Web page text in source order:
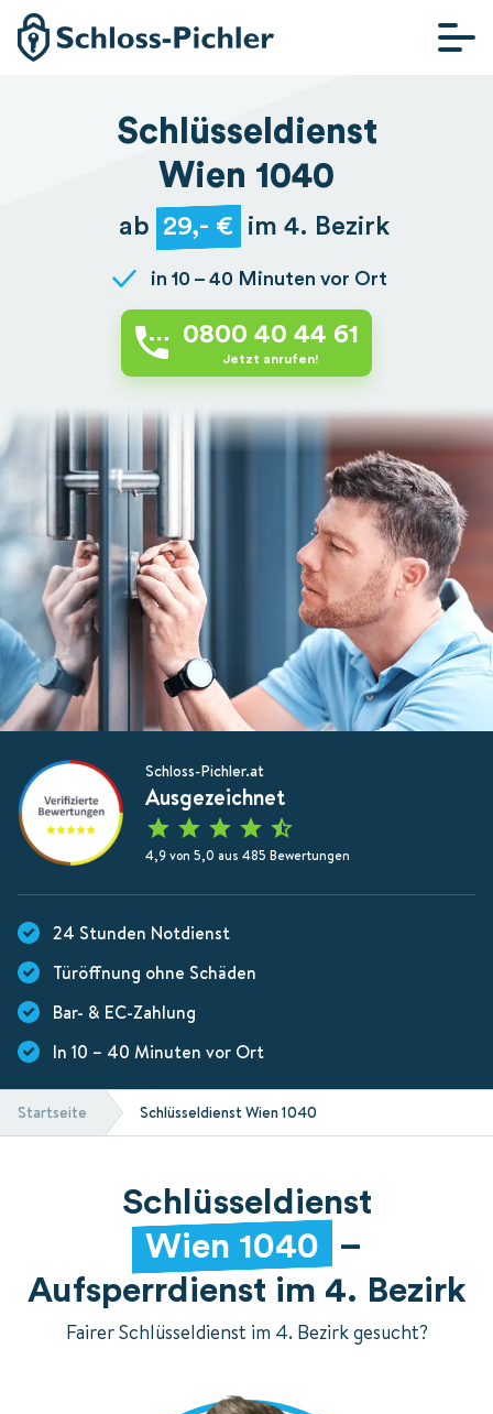
WIEN
SCHLÜSSELDIENST
GRAZ
SCHLÜSSELDIENST
SCHLÜSSELDIENST
ST. PÖLTEN
Schlüsseldienst
Wien 1040
ab 29,- € im 4. Bezirk
in 10 – 40 Minuten vor Ort
0800 40 44 61
Jetzt anrufen!
Schloss-Pichler.at
Ausgezeichnet
4,9 von 5,0 aus 485 Bewertungen
24 Stunden Notdienst
Türöffnung ohne Schäden
Bar- & EC-Zahlung
In 10 – 40 Minuten vor Ort
Startseite Schlüsseldienst Wien 1040
Schlüsseldienst
Wien 1040
–
Aufsperrdienst im 4. Bezirk
Fairer Schlüsseldienst im 4. Bezirk gesucht?